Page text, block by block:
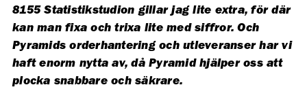
8155 Statistikstudion gillar jag lite extra, för där
kan man fixa och trixa lite med siffror. Och
Pyramids orderhantering och utleveranser har vi
haft enorm nytta av, då Pyramid hjälper oss att
plocka snabbare och säkrare.